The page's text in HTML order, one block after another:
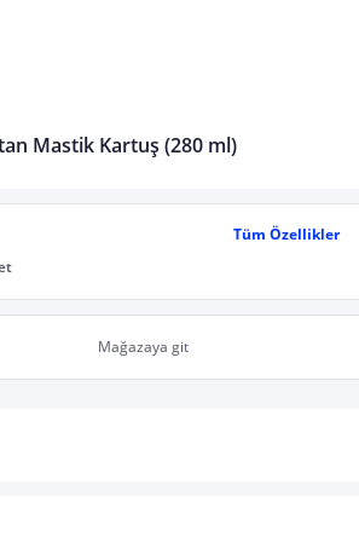
Mastik Kartuş (280 ml)
Tüm Özellikler
Mağazaya git